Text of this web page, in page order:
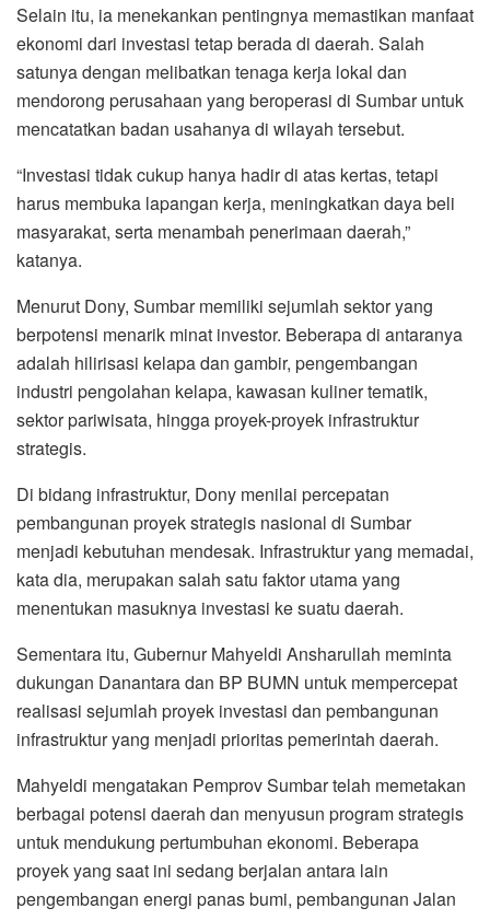
Selain itu, ia menekankan pentingnya memastikan manfaat
ekonomi dari investasi tetap berada di daerah. Salah
satunya dengan melibatkan tenaga kerja lokal dan
mendorong perusahaan yang beroperasi di Sumbar untuk
mencatatkan badan usahanya di wilayah tersebut.
“Investasi tidak cukup hanya hadir di atas kertas, tetapi
harus membuka lapangan kerja, meningkatkan daya beli
masyarakat, serta menambah penerimaan daerah,”
katanya.
Menurut Dony, Sumbar memiliki sejumlah sektor yang
berpotensi menarik minat investor. Beberapa di antaranya
adalah hilirisasi kelapa dan gambir, pengembangan
industri pengolahan kelapa, kawasan kuliner tematik,
sektor pariwisata, hingga proyek-proyek infrastruktur
strategis.
Di bidang infrastruktur, Dony menilai percepatan
pembangunan proyek strategis nasional di Sumbar
menjadi kebutuhan mendesak. Infrastruktur yang memadai,
kata dia, merupakan salah satu faktor utama yang
menentukan masuknya investasi ke suatu daerah.
Sementara itu, Gubernur Mahyeldi Ansharullah meminta
dukungan Danantara dan BP BUMN untuk mempercepat
realisasi sejumlah proyek investasi dan pembangunan
infrastruktur yang menjadi prioritas pemerintah daerah.
Mahyeldi mengatakan Pemprov Sumbar telah memetakan
berbagai potensi daerah dan menyusun program strategis
untuk mendukung pertumbuhan ekonomi. Beberapa
proyek yang saat ini sedang berjalan antara lain
pengembangan energi panas bumi, pembangunan Jalan